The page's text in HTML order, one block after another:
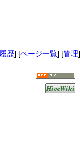
履歴] [ページ一覧] [管理]